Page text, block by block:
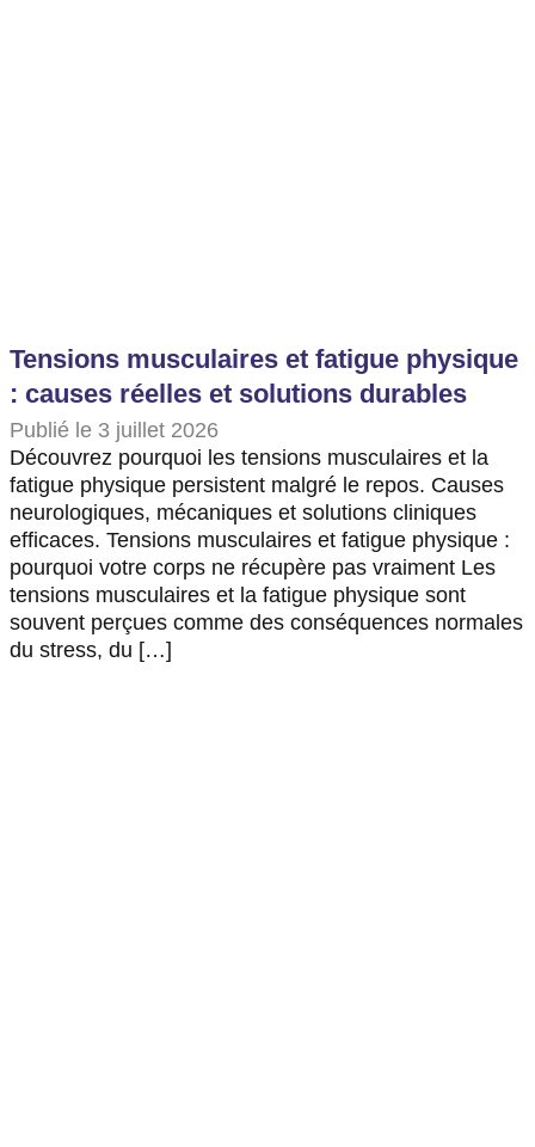
Tensions musculaires et fatigue physique
: causes réelles et solutions durables
Publié le 3 juillet 2026
Découvrez pourquoi les tensions musculaires et la
fatigue physique persistent malgré le repos. Causes
neurologiques, mécaniques et solutions cliniques
efficaces. Tensions musculaires et fatigue physique :
pourquoi votre corps ne récupère pas vraiment Les
tensions musculaires et la fatigue physique sont
souvent perçues comme des conséquences normales
du stress, du […]